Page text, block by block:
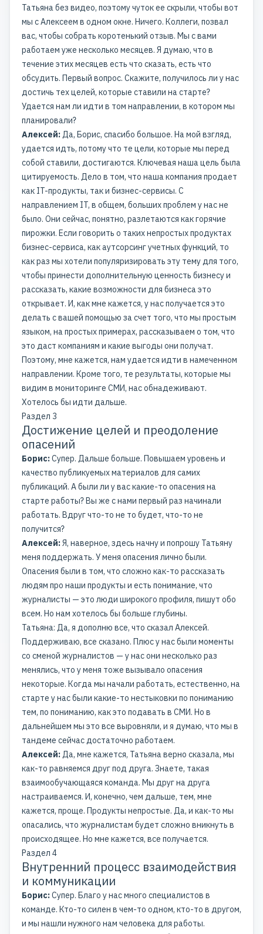
Татьяна без видео, поэтому чуток ее скрыли, чтобы вот
мы с Алексеем в одном окне. Ничего. Коллеги, позвал
вас, чтобы собрать коротенький отзыв. Мы с вами
работаем уже несколько месяцев. Я думаю, что в
течение этих месяцев есть что сказать, есть что
обсудить. Первый вопрос. Скажите, получилось ли у нас
достичь тех целей, которые ставили на старте?
Удается нам ли идти в том направлении, в котором мы
планировали?
Алексей:Да, Борис, спасибо большое. На мой взгляд,
удается идть, потому что те цели, которые мы перед
собой ставили, достигаются. Ключевая наша цель была
цитируемость. Дело в том, что наша компания продает
как IT-продукты, так и бизнес-сервисы. С
направлением IT, в общем, больших проблем у нас не
было. Они сейчас, понятно, разлетаются как горячие
пирожки. Если говорить о таких непростых продуктах
бизнес-сервиса, как аутсорсинг учетных функций, то
как раз мы хотели популяризировать эту тему для того,
чтобы принести дополнительную ценность бизнесу и
рассказать, какие возможности для бизнеса это
открывает. И, как мне кажется, у нас получается это
делать с вашей помощью за счет того, что мы простым
языком, на простых примерах, рассказываем о том, что
это даст компаниям и какие выгоды они получат.
Поэтому, мне кажется, нам удается идти в намеченном
направлении. Кроме того, те результаты, которые мы
видим в мониторинге СМИ, нас обнадеживают.
Хотелось бы идти дальше.
Раздел 3
Достижение целей и преодоление
опасений
Борис:Супер. Дальше больше. Повышаем уровень и
качество публикуемых материалов для самих
публикаций. А были ли у вас какие-то опасения на
старте работы? Вы же с нами первый раз начинали
работать. Вдруг что-то не то будет, что-то не
получится?
Алексей:Я, наверное, здесь начну и попрошу Татьяну
меня поддержать. У меня опасения лично были.
Опасения были в том, что сложно как-то рассказать
людям про наши продукты и есть понимание, что
журналисты — это люди широкого профиля, пишут обо
всем. Но нам хотелось бы больше глубины.
Татьяна: Да, я дополню все, что сказал Алексей.
Поддерживаю, все сказано. Плюс у нас были моменты
со сменой журналистов — у нас они несколько раз
менялись, что у меня тоже вызывало опасения
некоторые. Когда мы начали работать, естественно, на
старте у нас были какие-то нестыковки по пониманию
тем, по пониманию, как это подавать в СМИ. Но в
дальнейшем мы это все выровняли, и я думаю, что мы в
тандеме сейчас достаточно работаем.
Алексей:Да, мне кажется, Татьяна верно сказала, мы
как-то равняемся друг под друга. Знаете, такая
взаимообучающаяся команда. Мы друг на друга
настраиваемся. И, конечно, чем дальше, тем, мне
кажется, проще. Продукты непростые. Да, и как-то мы
опасались, что журналистам будет сложно вникнуть в
происходящее. Но мне кажется, все получается.
Раздел 4
Внутренний процесс взаимодействия
и коммуникации
Борис:Супер. Благо у нас много специалистов в
команде. Кто-то силен в чем-то одном, кто-то в другом,
и мы нашли нужного нам человека для работы.